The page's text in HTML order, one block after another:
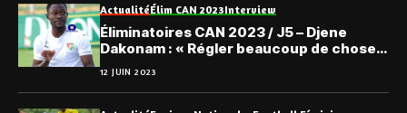
ActualitéÉlim CAN 2023Interview
Éliminatoires CAN 2023 / J5 – Djene
Dakonam : « Régler beaucoup de choses
avant le match face à Eswatini…»
12 JUIN 2023